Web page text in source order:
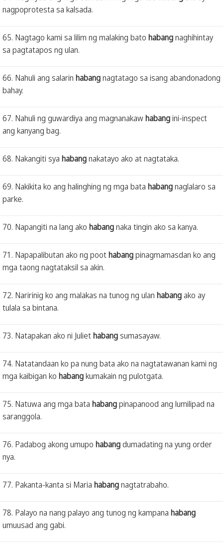
nagpoprotesta sa kalsada.
65. Nagtago kami sa lilim ng malaking bato habangnaghihintay
sa pagtatapos ng ulan.
66. Nahuli ang salarin habangnagtatago sa isang abandonadong
bahay.
67. Nahuli ng guwardiya ang magnanakawhabangini-inspect
ang kanyang bag.
68. Nakangiti sya habangnakatayo ako at nagtataka.
69. Nakikita ko ang halinghing ng mga bata habangnaglalaro sa
parke.
70. Napangiti na lang ako habangnaka tingin ako sa kanya.
71. Napapalibutan ako ng poothabangpinagmamasdan ko ang
mga taong nagtataksil sa akin.
72. Naririnig ko ang malakas na tunog ng ulan habangako ay
tulala sa bintana.
73. Natapakan ako ni Juliethabangsumasayaw.
74. Natatandaan ko pa nung bata ako na nagtatawanan kami ng
mga kaibigan ko habangkumakain ng pulotgata.
75. Natuwa ang mga bata habangpinapanood ang lumilipad na
saranggola.
76. Padabog akong umupo habangdumadating na yung order
nya.
77. Pakanta-kanta si Maria habangnagtatrabaho.
78. Palayo na nang palayo ang tunog ng kampana habang
umuusad ang gabi.